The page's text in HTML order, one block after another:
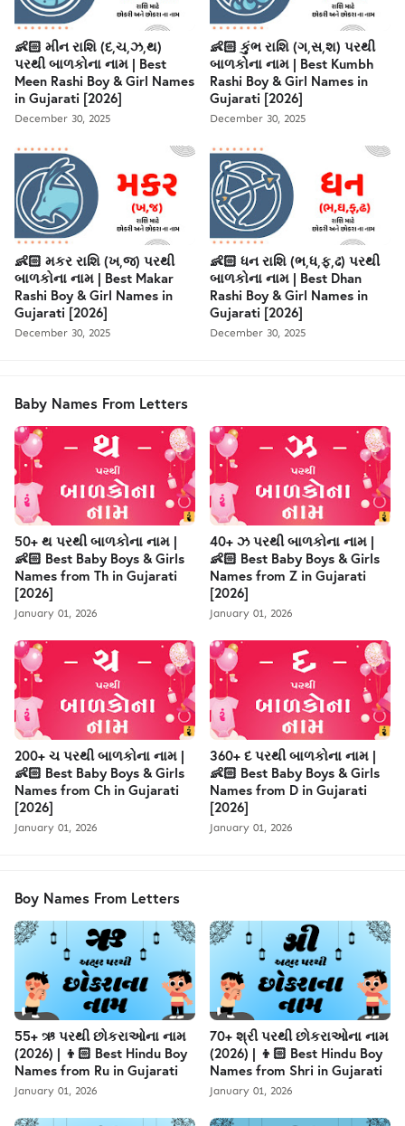
👶🏻 મીન રાશિ (દ,ચ,ઝ,થ)
પરથી બાળકોના નામ | Best
Meen Rashi Boy & Girl Names
in Gujarati [2026]
December 30, 2025
👶🏻 કુંભ રાશિ (ગ,સ,શ) પરથી
બાળકોના નામ | Best Kumbh
Rashi Boy & Girl Names in
Gujarati [2026]
December 30, 2025
👶🏻 મકર રાશિ (ખ,જ) પરથી
બાળકોના નામ | Best Makar
Rashi Boy & Girl Names in
Gujarati [2026]
December 30, 2025
👶🏻 ધન રાશિ (ભ,ધ,ફ,ઢ) પરથી
બાળકોના નામ | Best Dhan
Rashi Boy & Girl Names in
Gujarati [2026]
December 30, 2025
Baby Names From Letters
50+ થ પરથી બાળકોના નામ |
👶🏻 Best Baby Boys & Girls
Names from Th in Gujarati
[2026]
January 01, 2026
40+ ઝ પરથી બાળકોના નામ |
👶🏻 Best Baby Boys & Girls
Names from Z in Gujarati
[2026]
January 01, 2026
200+ ચ પરથી બાળકોના નામ |
👶🏻 Best Baby Boys & Girls
Names from Ch in Gujarati
[2026]
January 01, 2026
360+ દ પરથી બાળકોના નામ |
👶🏻 Best Baby Boys & Girls
Names from D in Gujarati
[2026]
January 01, 2026
Boy Names From Letters
55+ ઋ પરથી છોકરાઓના નામ
(2026) | 👦🏻 Best Hindu Boy
Names from Ru in Gujarati
January 01, 2026
70+ શ્રી પરથી છોકરાઓના નામ
(2026) | 👦🏻 Best Hindu Boy
Names from Shri in Gujarati
January 01, 2026